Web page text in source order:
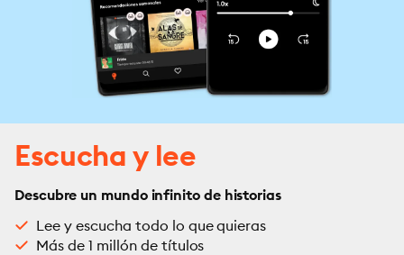
Escucha y lee
Descubre un mundo infinito de historias
Lee y escucha todo lo que quieras
Más de 1 millón de títulos